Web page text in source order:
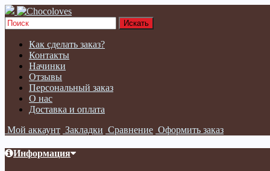
Как сделать заказ?
Контакты
Начинки
Отзывы
Персональный заказ
О нас
Доставка и оплата
Мой аккаунт Закладки Сравнение Оформить заказ
Информация